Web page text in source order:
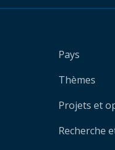
Pays
Thèmes
Projets et
Recherche